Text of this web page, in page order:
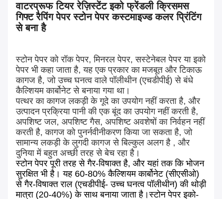
वाटरप्रूफ टियर रेज़िस्टेंट इको फ्रेंडली क्रिसमस
गिफ्ट रैपिंग पेपर स्टोन पेपर कस्टमाइज्ड कलर प्रिंटिंग
से बना है
स्टोन पेपर को रॉक पेपर, मिनरल पेपर, सस्टेनेबल पेपर या इको
पेपर भी कहा जाता है, यह एक प्रकार का मजबूत और टिकाऊ
कागज है, जो उच्च घनत्व वाले पॉलीथीन (एचडीपीई) से बंधे
कैल्शियम कार्बोनेट से बनाया गया था।
पत्थर का कागज लकड़ी के गूदे का उपयोग नहीं करता है, और
उत्पादन प्रक्रिया पानी की एक बूंद का उपयोग नहीं करती है,
अपशिष्ट जल, अपशिष्ट गैस, अपशिष्ट अवशेषों का निर्वहन नहीं
करती है, कागज को पुनर्नवीनीकरण किया जा सकता है, जो
सामान्य लकड़ी के लुगदी कागज से बिल्कुल अलग है , और
दुनिया में बहुत अच्छी तरह से बेच रहा है।
स्टोन पेपर पूरी तरह से गैर-विषाक्त है, और यहां तक ​​कि भोजन
सुरक्षित भी है। यह 60-80% कैल्शियम कार्बोनेट (सीएसीओ)
से गैर-विषाक्त राल (एचडीपीई- उच्च घनत्व पॉलीथीन) की थोड़ी
मात्रा (20-40%) के साथ बनाया जाता है।स्टोन पेपर इको-